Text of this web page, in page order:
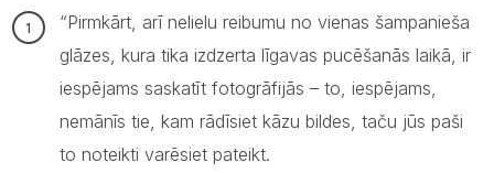
“Pirmkārt, arī nelielu reibumu no vienas šampanieša
glāzes, kura tika izdzerta līgavas pucēšanās laikā, ir
iespējams saskatīt fotogrāfijās – to, iespējams,
nemānīs tie, kam rādīsiet kāzu bildes, taču jūs paši
to noteikti varēsiet pateikt.